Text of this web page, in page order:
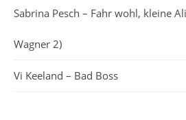
Sabrina Pesch – Fahr wohl, kleine
Wagner 2)
Vi Keeland – Bad Boss